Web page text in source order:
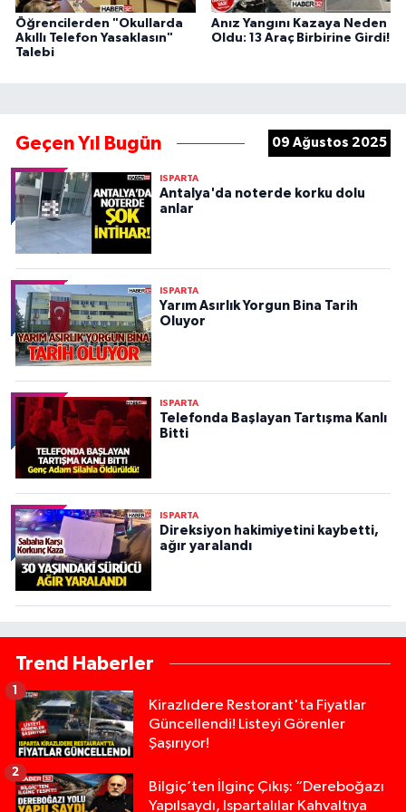
Öğrencilerden "Okullarda
Akıllı Telefon Yasaklasın"
Talebi
Anız Yangını Kazaya Neden
Oldu: 13 Araç Birbirine Girdi!
Geçen Yıl Bugün 09 Ağustos 2025
ISPARTA
Antalya'da noterde korku dolu
anlar
ISPARTA
Yarım Asırlık Yorgun Bina Tarih
Oluyor
ISPARTA
Telefonda Başlayan Tartışma Kanlı
Bitti
ISPARTA
Direksiyon hakimiyetini kaybetti,
ağır yaralandı
Trend Haberler
Kirazlıdere Restorant'ta Fiyatlar
Güncellendi! Listeyi Görenler
Şaşırıyor!
1
Bilgiç’ten İlginç Çıkış: “Dereboğazı
Yapılsaydı, Ispartalılar Kahvaltıya
2